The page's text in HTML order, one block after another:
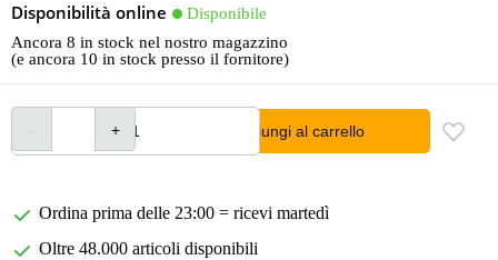
Disponibilità online
Disponibile
Ancora 8 in stock nel nostro magazzino
(e ancora 10 in stock presso il fornitore)
Aggiungi al carrello
Ordina prima delle 23:00 = ricevi martedì
Oltre 48.000 articoli disponibili